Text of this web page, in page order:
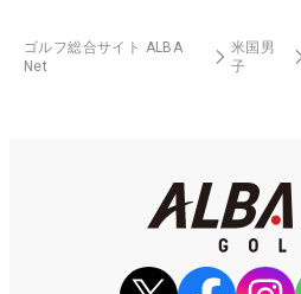
ゴルフ総合サイト ALBA
Net
米国男
子